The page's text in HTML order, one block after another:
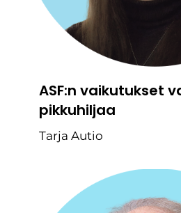
ASF:n vaikutukset
pikkuhiljaa
Tarja Autio